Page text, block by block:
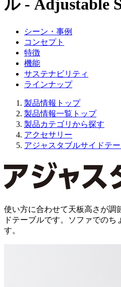
ル - Adjustable
シーン・事例
コンセプト
特徴
機能
サステナビリティ
ラインナップ
製品情報トップ
製品情報一覧トップ
製品カテゴリから探す
アクセサリー
アジャスタブルサイドテ
使い方に合わせて天板高さが調
ドテーブルです。ソファでのち
す。